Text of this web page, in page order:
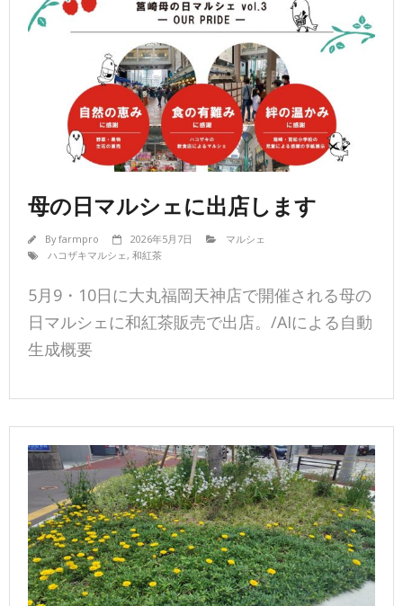
母の日マルシェに出店します
Byfarmpro 2026年5月7日
マルシェ
ハコザキマルシェ, 和紅茶
5月9・10日に大丸福岡天神店で開催される母の
日マルシェに和紅茶販売で出店。/AIによる自動
生成概要